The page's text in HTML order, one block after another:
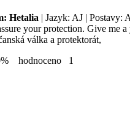
Hetalia | Jazyk: AJ | Postavy:
your protection. Give me
válka a protektorát,
hodnoceno 1